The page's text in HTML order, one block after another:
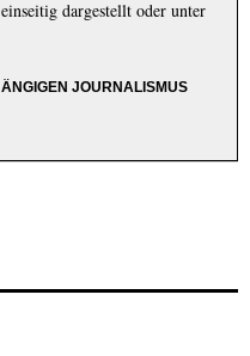
dargestellt oder unter
JOURNALISMUS